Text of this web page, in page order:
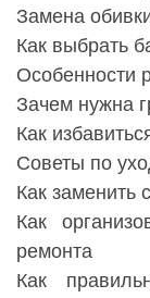
Замена
Как выбрать
Особенности
Зачем нужна
Как
Советы по
Как заменить
Как
ремонта
Как